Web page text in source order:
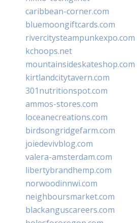
caribbean-corner.com
bluemoongiftcards.com
rivercitysteampunkexpo.com
kchoops.net
mountainsideskateshop.com
kirtlandcitytavern.com
301nutritionspot.com
ammos-stores.com
loceanecreations.com
birdsongridgefarm.com
joiedevivblog.com
valera-amsterdam.com
libertybrandhemp.com
norwoodinnwi.com
neighboursmarket.com
blackanguscareers.com